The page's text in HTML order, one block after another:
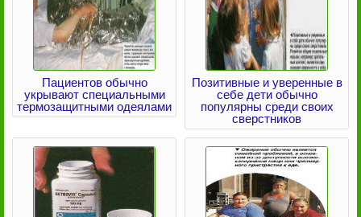
Пациентов обычно
укрывают специальными
термозащитными одеялами
Позитивные и уверенные в
себе дети обычно
популярны среди своих
сверстников